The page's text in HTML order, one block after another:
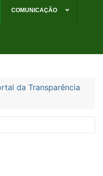
COMUNICAÇÃO
da Transparência